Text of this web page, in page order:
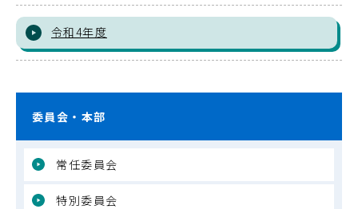
令和4年度
委員会・本部
常任委員会
特別委員会